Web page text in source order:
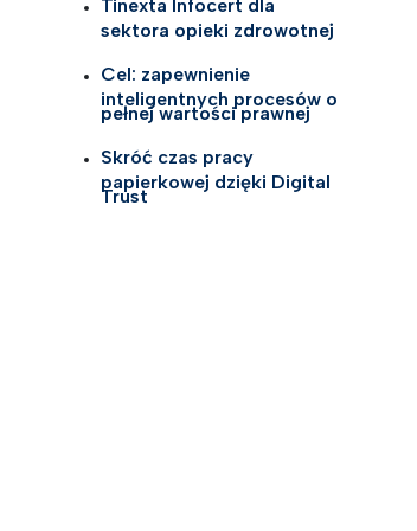
Tinexta Infocert dla
sektora opieki zdrowotnej
Cel: zapewnienie
inteligentnych procesów o
pełnej wartości prawnej
Skróć czas pracy
papierkowej dzięki Digital
Trust